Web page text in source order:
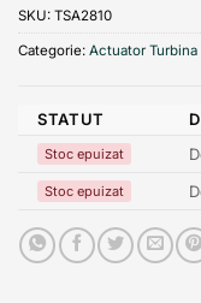
SKU: TSA2810
Categorie: Actuator Turbina
STATUT
Stoc epuizat
Stoc epuizat